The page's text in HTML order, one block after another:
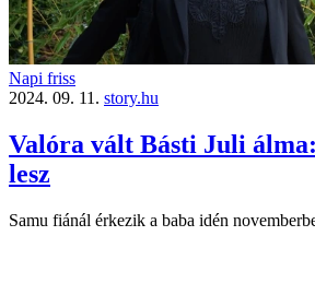
Napi friss
2024. 09. 11. story.hu
Valóra vált Básti Juli
lesz
Samu fiánál érkezik a baba idén